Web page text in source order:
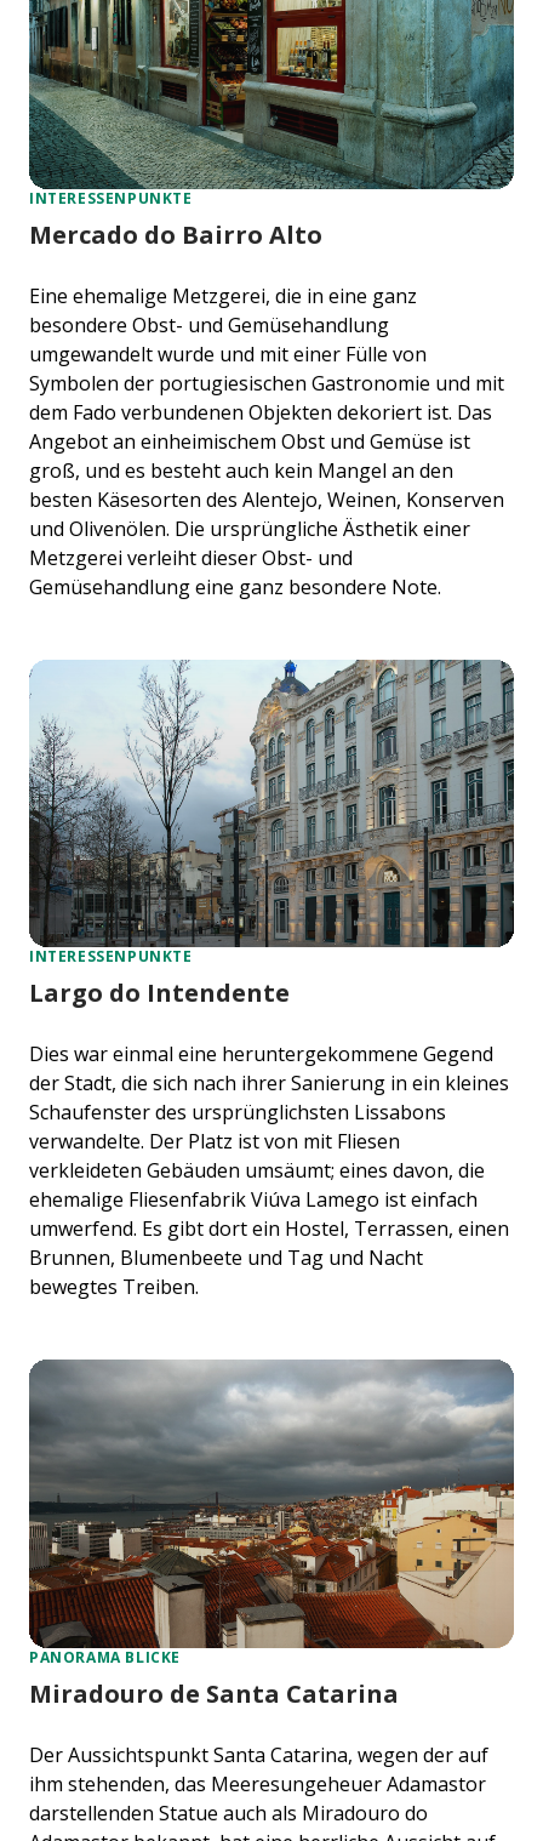
INTERESSENPUNKTE
Mercado do Bairro Alto
Eine ehemalige Metzgerei, die in eine ganz
besondere Obst- und Gemüsehandlung
umgewandelt wurde und mit einer Fülle von
Symbolen der portugiesischen Gastronomie und mit
dem Fado verbundenen Objekten dekoriert ist. Das
Angebot an einheimischem Obst und Gemüse ist
groß, und es besteht auch kein Mangel an den
besten Käsesorten des Alentejo, Weinen, Konserven
und Olivenölen. Die ursprüngliche Ästhetik einer
Metzgerei verleiht dieser Obst- und
Gemüsehandlung eine ganz besondere Note.
INTERESSENPUNKTE
Largo do Intendente
Dies war einmal eine heruntergekommene Gegend
der Stadt, die sich nach ihrer Sanierung in ein kleines
Schaufenster des ursprünglichsten Lissabons
verwandelte. Der Platz ist von mit Fliesen
verkleideten Gebäuden umsäumt; eines davon, die
ehemalige Fliesenfabrik Viúva Lamego ist einfach
umwerfend. Es gibt dort ein Hostel, Terrassen, einen
Brunnen, Blumenbeete und Tag und Nacht
bewegtes Treiben.
PANORAMA BLICKE
Miradouro de Santa Catarina
Der Aussichtspunkt Santa Catarina, wegen der auf
ihm stehenden, das Meeresungeheuer Adamastor
darstellenden Statue auch als Miradouro do